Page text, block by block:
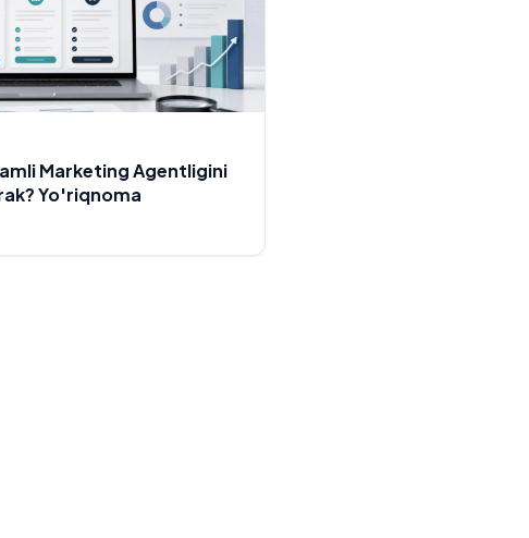
Marketing Agentligini
Yo'riqnoma